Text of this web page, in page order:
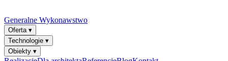
Generalne Wykonawstwo
Oferta ▾
Technologie ▾
Obiekty ▾